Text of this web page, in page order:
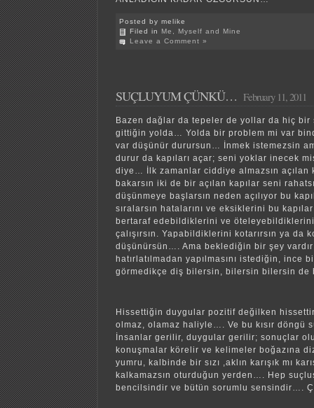
Posted by melike
Filed in Me, Myself and Mine
Leave a Comment »
SUÇLUYUM ÇÜNKÜ… February 11, 2011
Bazen dağlar da tepeler de yollar da hiç bir
gittiğin yolda… Yolda bir problem mi var
var düşünür durursun… İnmek istemezsin
durur da kapıları açar; seni yoklar inecek
diye… İlk zamanlar ciddiye almazsın açılan
bakarsın iki de bir açılan kapılar seni
düşünmeye başlarsın neden açılıyor bu
sıralarsın hatalarını ve eksiklerini bu
bertaraf edebildiklerini ve
çalışırsın. Yapabildiklerini kotarırsın ya da
düşünürsün…. Ama beklediğin bir şey
hatırlatılmadan yapılmasını istediğin, ince
görmedikçe diş bilersin, bilersin bilersin
Hissettiğin duygular pozitif değilken
olmaz, olamaz haliyle…. Ve bu kısır döngü
İnsanlar gerilir, duygular gerilir; sonuçlar
konuşmalar körelir ve kelimeler boğazına
yumru, kalbinde bir sızı ,aklın karışık mı
kalkamazsın oturduğun yerden…. Hep
bencilsindir ve bütün sorumlu sensindir….